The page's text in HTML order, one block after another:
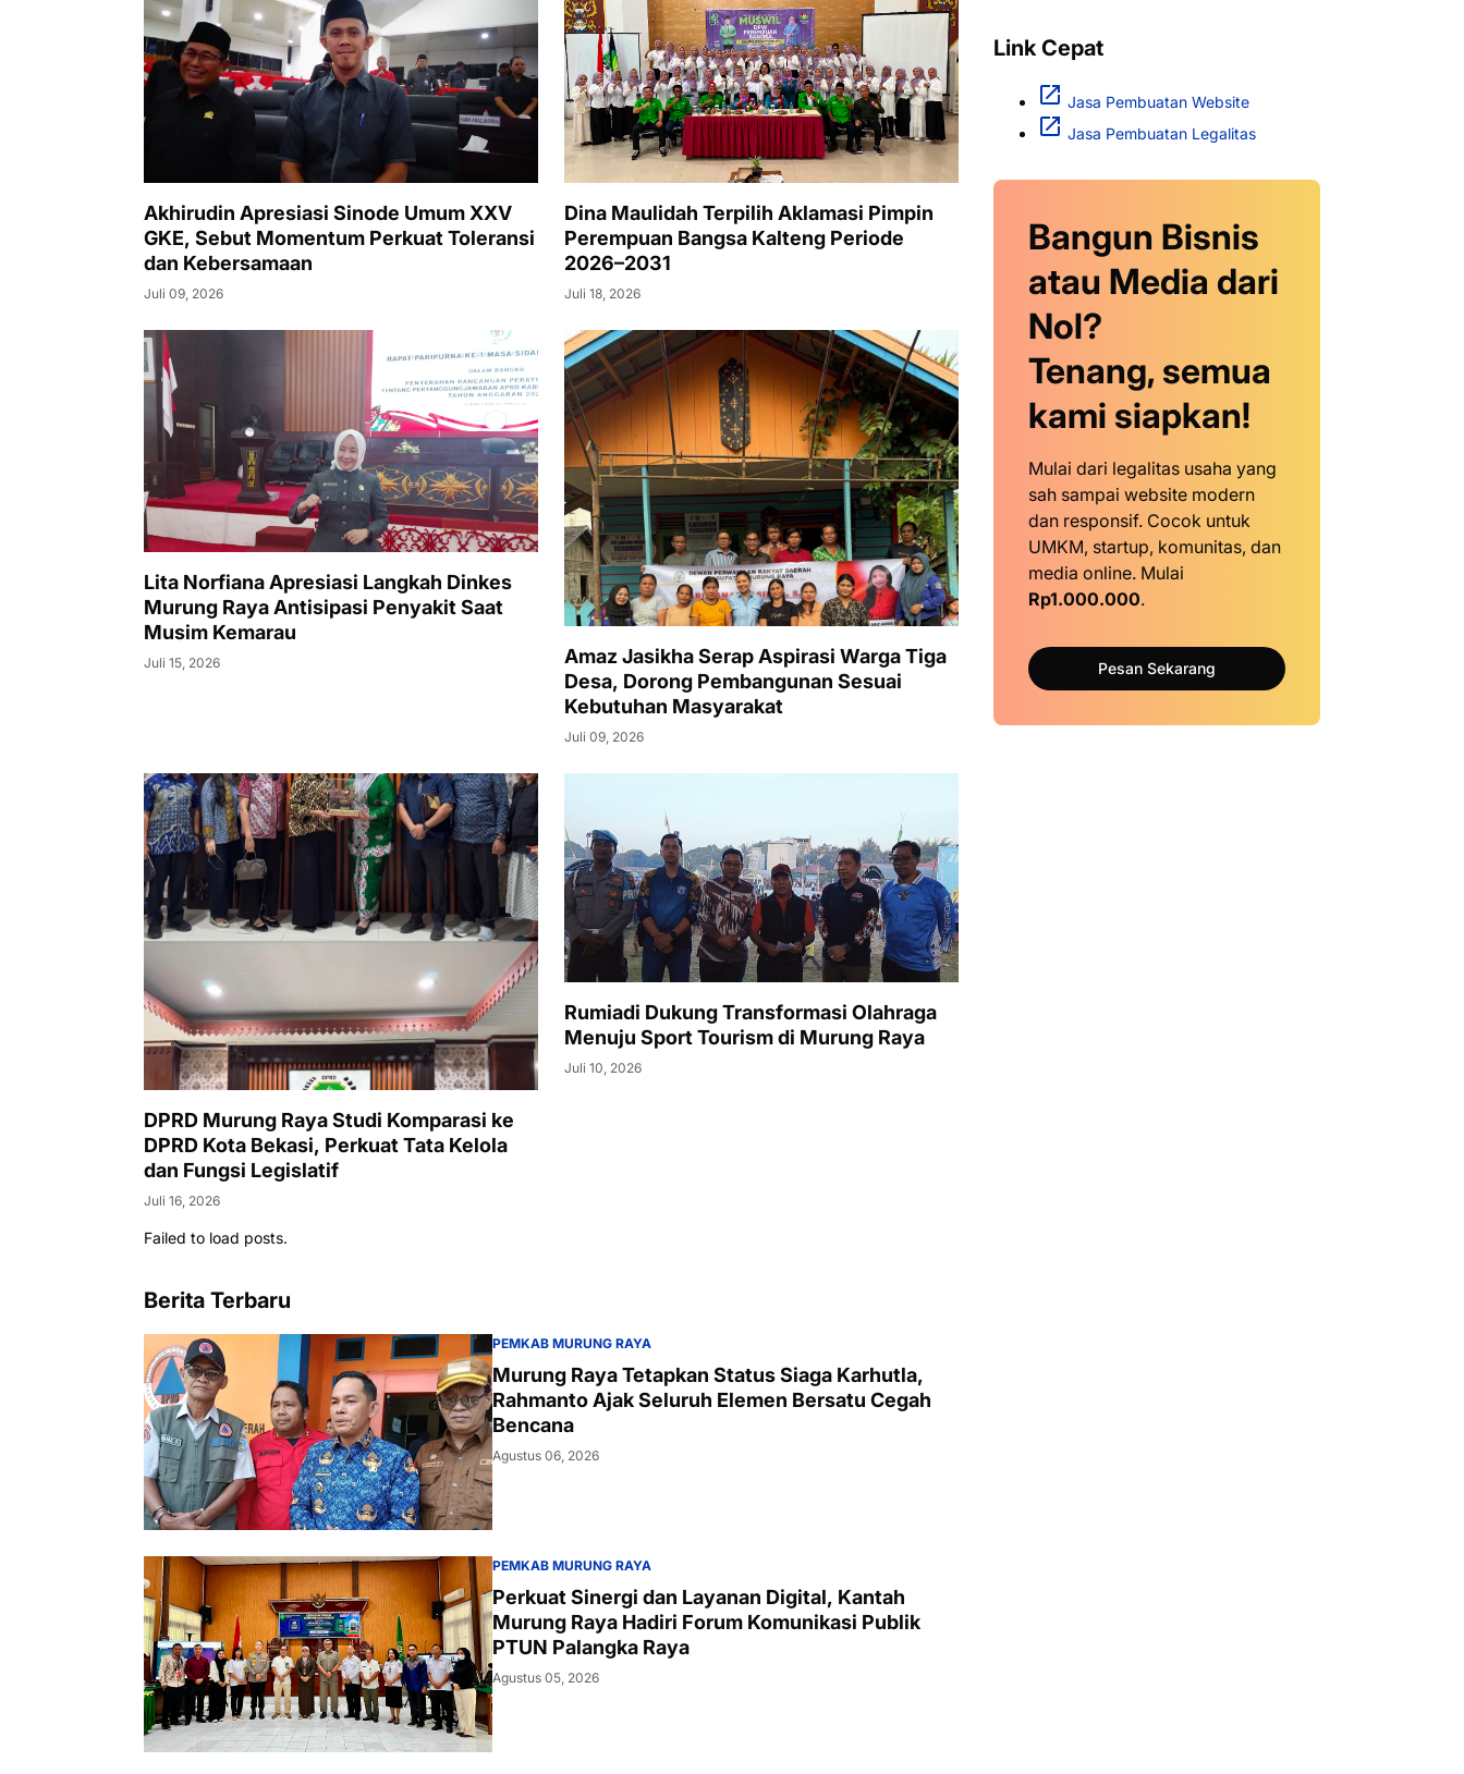
Akhirudin Apresiasi Sinode Umum XXV
GKE, Sebut Momentum Perkuat Toleransi
dan Kebersamaan
Juli 09, 2026
Dina Maulidah Terpilih Aklamasi Pimpin
Perempuan Bangsa Kalteng Periode
2026–2031
Juli 18, 2026
Lita Norfiana Apresiasi Langkah Dinkes
Murung Raya Antisipasi Penyakit Saat
Musim Kemarau
Juli 15, 2026
Amaz Jasikha Serap Aspirasi Warga Tiga
Desa, Dorong Pembangunan Sesuai
Kebutuhan Masyarakat
Juli 09, 2026
DPRD Murung Raya Studi Komparasi ke
DPRD Kota Bekasi, Perkuat Tata Kelola
dan Fungsi Legislatif
Juli 16, 2026
Rumiadi Dukung Transformasi Olahraga
Menuju Sport Tourism di Murung Raya
Juli 10, 2026
Failed to load posts.
Berita Terbaru
PEMKAB MURUNG RAYA
Murung Raya Tetapkan Status Siaga Karhutla,
Rahmanto Ajak Seluruh Elemen Bersatu Cegah
Bencana
Agustus 06, 2026
PEMKAB MURUNG RAYA
Perkuat Sinergi dan Layanan Digital, Kantah
Murung Raya Hadiri Forum Komunikasi Publik
PTUN Palangka Raya
Agustus 05, 2026
Link Cepat
Jasa Pembuatan Website
Jasa Pembuatan Legalitas
Bangun Bisnis
atau Media dari
Nol?
Tenang, semua
kami siapkan!
Mulai dari legalitas usaha yang
sah sampai website modern
dan responsif. Cocok untuk
UMKM, startup, komunitas, dan
media online. Mulai
Rp1.000.000.
Pesan Sekarang